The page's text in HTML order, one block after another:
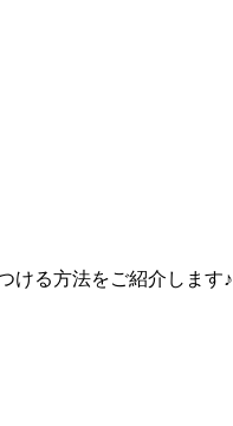
ける方法をご紹介します♪